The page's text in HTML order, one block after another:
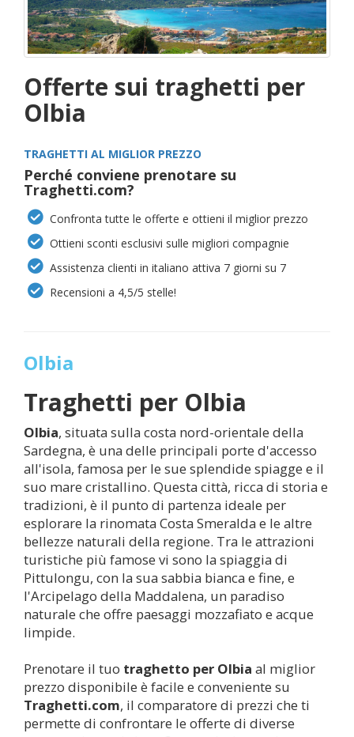
Offerte sui traghetti per
Olbia
TRAGHETTI AL MIGLIOR PREZZO
Perché conviene prenotare su
Traghetti.com?
Confronta tutte le offerte e ottieni il miglior prezzo
Ottieni sconti esclusivi sulle migliori compagnie
Assistenza clienti in italiano attiva 7 giorni su 7
Recensioni a 4,5/5 stelle!
Olbia
Traghetti per Olbia
Olbia, situata sulla costa nord-orientale della
Sardegna, è una delle principali porte d'accesso
all'isola, famosa per le sue splendide spiagge e il
suo mare cristallino. Questa città, ricca di storia e
tradizioni, è il punto di partenza ideale per
esplorare la rinomata Costa Smeralda e le altre
bellezze naturali della regione. Tra le attrazioni
turistiche più famose vi sono la spiaggia di
Pittulongu, con la sua sabbia bianca e fine, e
l'Arcipelago della Maddalena, un paradiso
naturale che offre paesaggi mozzafiato e acque
limpide.
Prenotare il tuo traghetto per Olbia al miglior
prezzo disponibile è facile e conveniente su
Traghetti.com, il comparatore di prezzi che ti
permette di confrontare le offerte di diverse